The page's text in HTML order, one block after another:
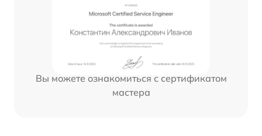
Вы можете ознакомиться с сертификатом
мастера